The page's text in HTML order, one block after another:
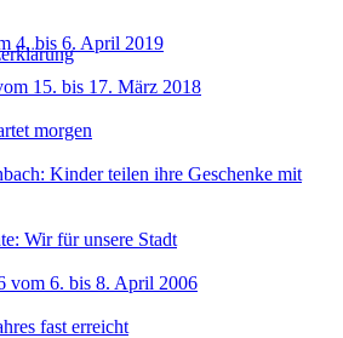
4. bis 6. April 2019
15. bis 17. März 2018
morgen
Kinder teilen ihre Geschenke mit
Wir für unsere Stadt
vom 6. bis 8. April 2006
fast erreicht